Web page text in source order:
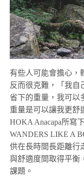
有些人可能會擔心，
反而很克難，「我自
省下的重量，我可以
重量是可以讓我更舒
HOKA Anacapa所寫
WANDERS LIKE A
供在長時間長距離行
與舒適度間取得平衡
課題。